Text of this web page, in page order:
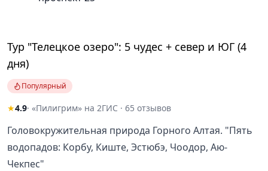
Тур "Телецкое озеро": 5 чудес + север и ЮГ (4
дня)
Популярный
★4.9· «Пилигрим» на 2ГИС · 65 отзывов
Головокружительная природа Горного Алтая. "Пять
водопадов: Корбу, Киште, Эстюбэ, Чоодор, Аю-
Чекпес"